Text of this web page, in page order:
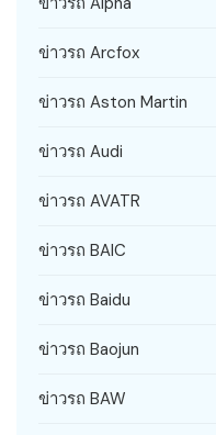
ข่าวรถ Arcfox
ข่าวรถ Aston Martin
ข่าวรถ Audi
ข่าวรถ AVATR
ข่าวรถ BAIC
ข่าวรถ Baidu
ข่าวรถ Baojun
ข่าวรถ BAW